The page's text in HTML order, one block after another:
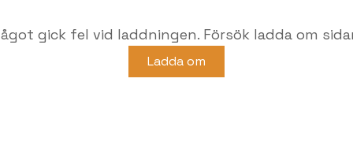
gick fel vid laddningen. Försök ladda om
Ladda om